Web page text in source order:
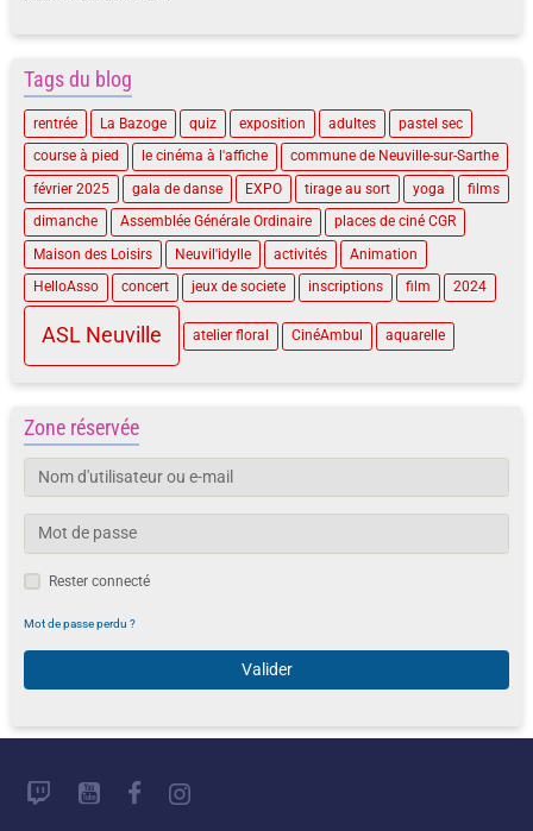
Tags du blog
rentrée La Bazoge quiz exposition adultes
pastel sec
course à pied
le cinéma à l'affiche
commune de Neuville-sur-Sarthe
février 2025
gala de danse EXPO tirage au sort yoga
films
dimanche
Assemblée Générale Ordinaire
places de ciné CGR
Maison des Loisirs
Neuvil'idylle activités
Animation
HelloAsso
concert jeux de societe inscriptions film 2024
ASL Neuville atelier floral CinéAmbul aquarelle
Zone réservée
Rester connecté
Mot de passe perdu ?
Valider